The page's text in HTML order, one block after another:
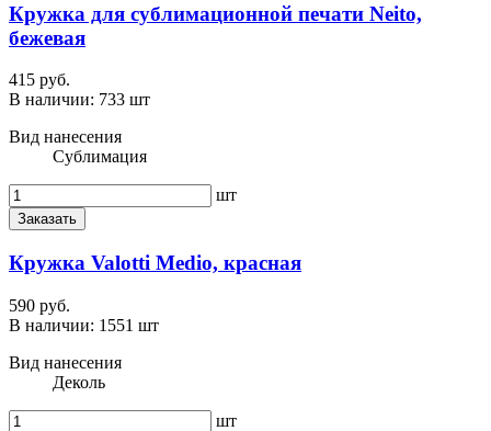
Кружка для сублимационной печати Neito,
бежевая
415 руб.
В наличии: 733 шт
Вид нанесения
Сублимация
шт
Заказать
Кружка Valotti Medio, красная
590 руб.
В наличии: 1551 шт
Вид нанесения
Деколь
шт